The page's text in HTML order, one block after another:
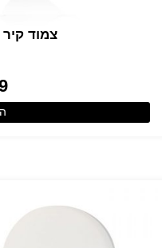
צמוד קיר ZERTA LUTEC